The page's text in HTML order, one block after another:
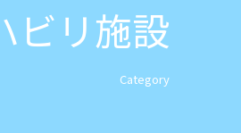
ビリ施設
Category